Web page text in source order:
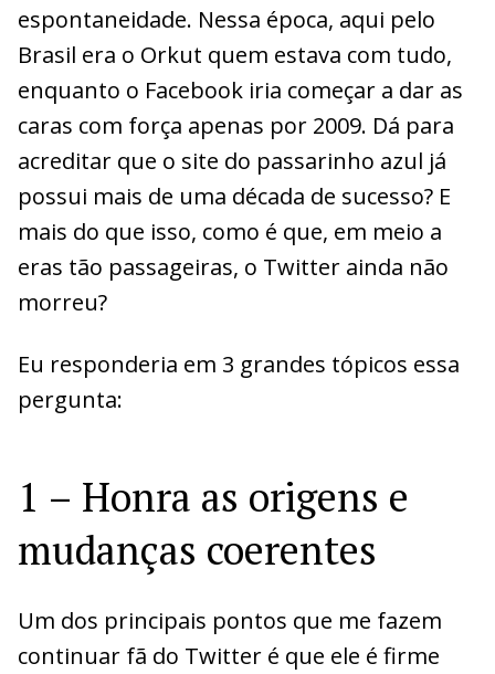
espontaneidade. Nessa época, aqui pelo
Brasil era o Orkut quem estava com tudo,
enquanto o Facebook iria começar a dar as
caras com força apenas por 2009. Dá para
acreditar que o site do passarinho azul já
possui mais de uma década de sucesso? E
mais do que isso, como é que, em meio a
eras tão passageiras, o Twitter ainda não
morreu?
Eu responderia em 3 grandes tópicos essa
pergunta:
1 – Honra as origens e
mudanças coerentes
Um dos principais pontos que me fazem
continuar fã do Twitter é que ele é firme